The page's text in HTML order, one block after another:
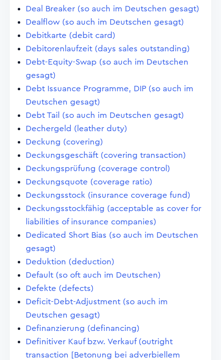
Deal Breaker (so auch im Deutschen gesagt)
Dealflow (so auch im Deutschen gesagt)
Debitkarte (debit card)
Debitorenlaufzeit (days sales outstanding)
Debt-Equity-Swap (so auch im Deutschen
gesagt)
Debt Issuance Programme, DIP (so auch im
Deutschen gesagt)
Debt Tail (so auch im Deutschen gesagt)
Dechergeld (leather duty)
Deckung (covering)
Deckungsgeschäft (covering transaction)
Deckungsprüfung (coverage control)
Deckungsquote (coverage ratio)
Deckungsstock (insurance coverage fund)
Deckungsstockfähig (acceptable as cover for
liabilities of insurance companies)
Dedicated Short Bias (so auch im Deutschen
gesagt)
Deduktion (deduction)
Default (so oft auch im Deutschen)
Defekte (defects)
Deficit-Debt-Adjustment (so auch im
Deutschen gesagt)
Definanzierung (definancing)
Definitiver Kauf bzw. Verkauf (outright
transaction [Betonung bei adverbiellem